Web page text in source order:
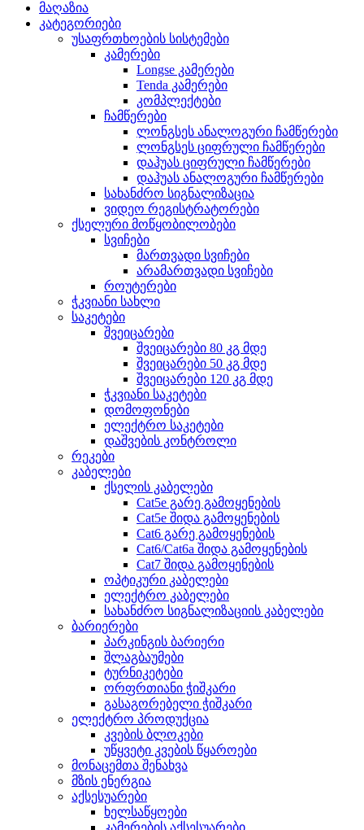
მაღაზია
კატეგორიები
უსაფრთხოების სისტემები
კამერები
Longse კამერები
Tenda კამერები
კომპლექტები
ჩამწერები
ლონგსეს ანალოგური ჩამწერები
ლონგსეს ციფრული ჩამწერები
დაჰუას ციფრული ჩამწერები
დაჰუას ანალოგური ჩამწერები
სახანძრო სიგნალიზაცია
ვიდეო რეგისტრატორები
ქსელური მოწყობილობები
სვიჩები
მართვადი სვიჩები
არამართვადი სვიჩები
როუტერები
ჭკვიანი სახლი
საკეტები
შვეიცარები
შვეიცარები 80 კგ მდე
შვეიცარები 50 კგ მდე
შვეიცარები 120 კგ მდე
ჭკვიანი საკეტები
დომოფონები
ელექტრო საკეტები
დაშვების კონტროლი
რეკები
კაბელები
ქსელის კაბელები
Cat5e გარე გამოყენების
Cat5e შიდა გამოყენების
Cat6 გარე გამოყენების
Cat6/Cat6a შიდა გამოყენების
Cat7 შიდა გამოყენების
ოპტიკური კაბელები
ელექტრო კაბელები
სახანძრო სიგნალიზაციის კაბელები
ბარიერები
პარკინგის ბარიერი
შლაგბაუმები
ტურნიკეტები
ორფრთიანი ჭიშკარი
გასაგორებელი ჭიშკარი
ელექტრო პროდუქცია
კვების ბლოკები
უწყვეტი კვების წყაროები
მონაცემთა შენახვა
მზის ენერგია
აქსესუარები
ხელსაწყოები